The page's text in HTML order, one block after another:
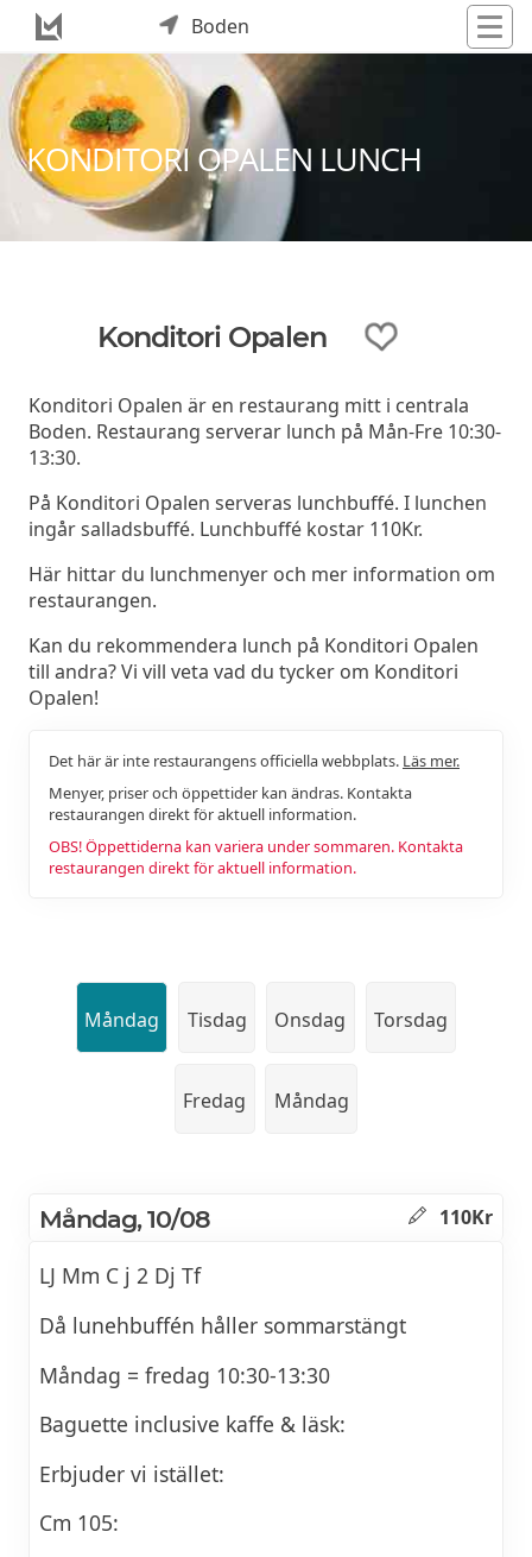
Boden
KONDITORI OPALEN LUNCH
Konditori Opalen
Konditori Opalen är en restaurang mitt i centrala
Boden. Restaurang serverar lunch på Mån-Fre 10:30-
13:30.
På Konditori Opalen serveras lunchbuffé. I lunchen
ingår salladsbuffé. Lunchbuffé kostar 110Kr.
Här hittar du lunchmenyer och mer information om
restaurangen.
Kan du rekommendera lunch på Konditori Opalen
till andra? Vi vill veta vad du tycker om Konditori
Opalen!
Det här är inte restaurangens officiella webbplats. Läs mer.
Menyer, priser och öppettider kan ändras. Kontakta
restaurangen direkt för aktuell information.
OBS! Öppettiderna kan variera under sommaren. Kontakta
restaurangen direkt för aktuell information.
Måndag Tisdag Onsdag Torsdag
Fredag Måndag
Måndag, 10/08 110Kr
LJ Mm C j 2 Dj Tf
Då lunehbuffén håller sommarstängt
Måndag = fredag 10:30-13:30
Baguette inclusive kaffe & läsk:
Erbjuder vi istället:
Cm 105: